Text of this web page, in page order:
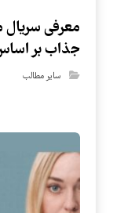
معرفی سریال
جذاب بر
سایر مطالب